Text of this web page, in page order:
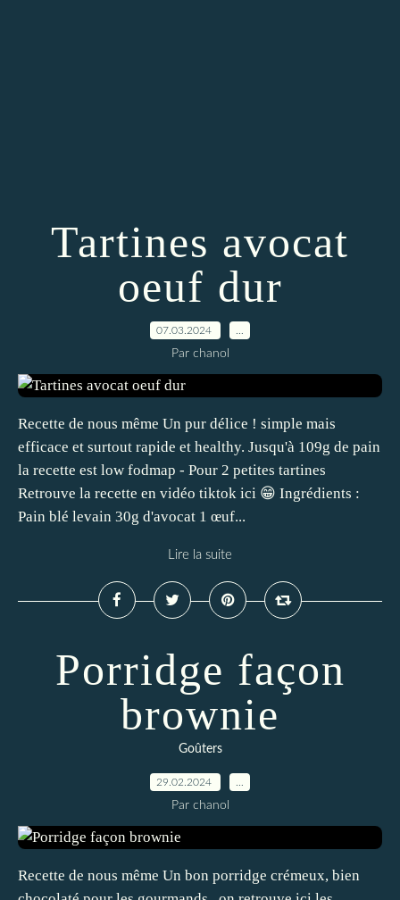
Tartines avocat
oeuf dur
07.03.2024
Par chanol
Recette de nous même Un pur délice ! simple mais
efficace et surtout rapide et healthy. Jusqu'à 109g de pain
la recette est low fodmap - Pour 2 petites tartines
Retrouve la recette en vidéo tiktok ici 😁 Ingrédients :
Pain blé levain 30g d'avocat 1 œuf...
Lire la suite
Porridge façon
brownie
Goûters
29.02.2024
Par chanol
Recette de nous même Un bon porridge crémeux, bien